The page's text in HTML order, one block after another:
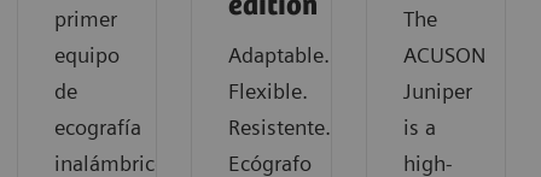
primer
equipo
de
ecografía
inalámbrico
edition
Adaptable.
Flexible.
Resistente...
Ecógrafo
The
ACUSON
Juniper
is a
high-